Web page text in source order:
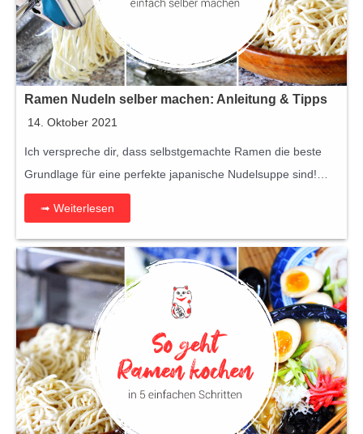
Ramen Nudeln selber machen: Anleitung & Tipps
14. Oktober 2021
Ich verspreche dir, dass selbstgemachte Ramen die beste
Grundlage für eine perfekte japanische Nudelsuppe sind!…
➟ Weiterlesen